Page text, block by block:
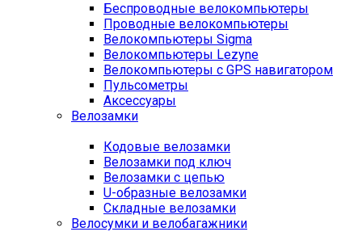
Беспроводные велокомпьютеры
Проводные велокомпьютеры
Велокомпьютеры Sigma
Велокомпьютеры Lezyne
Велокомпьютеры с GPS навигатором
Пульсометры
Аксессуары
Велозамки
Кодовые велозамки
Велозамки под ключ
Велозамки с цепью
U-образные велозамки
Складные велозамки
Велосумки и велобагажники